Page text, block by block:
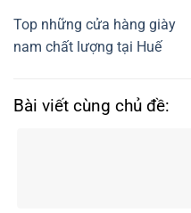
Top những cửa hàng giày
nam chất lượng tại Huế
Bài viết cùng chủ đề: